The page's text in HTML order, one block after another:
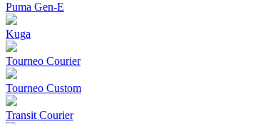
Puma Gen‑E
Kuga
Tourneo Courier
Tourneo Custom
Transit Courier